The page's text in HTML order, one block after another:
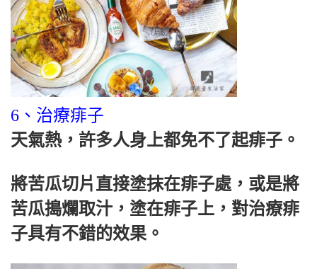
6、治療痱子
天氣熱，許多人身上都免不了起痱子。
將苦瓜切片直接塗抹在痱子處，或是將
苦瓜搗爛取汁，塗在痱子上，對治療痱
子具有不錯的效果。